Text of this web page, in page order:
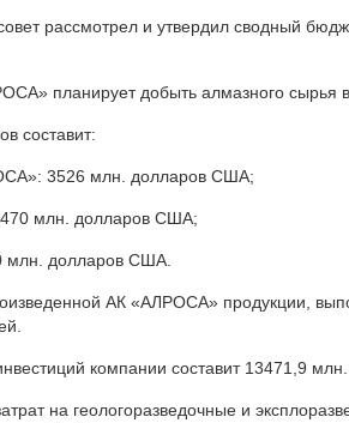
рассмотрел и утвердил сводный
планирует добыть алмазного сырья
составит:
3526 млн. долларов США;
млн. долларов США;
млн. долларов США.
АК «АЛРОСА» продукции,
компании составит 13471,9 млн.
на геологоразведочные и